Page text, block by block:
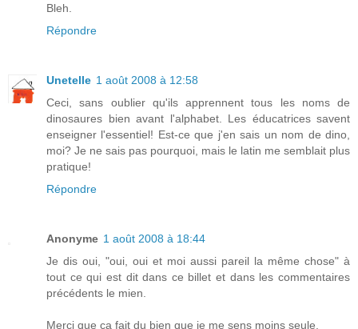
Bleh.
Répondre
Unetelle 1 août 2008 à 12:58
Ceci, sans oublier qu'ils apprennent tous les noms de
dinosaures bien avant l'alphabet. Les éducatrices savent
enseigner l'essentiel! Est-ce que j'en sais un nom de dino,
moi? Je ne sais pas pourquoi, mais le latin me semblait plus
pratique!
Répondre
Anonyme 1 août 2008 à 18:44
Je dis oui, "oui, oui et moi aussi pareil la même chose" à
tout ce qui est dit dans ce billet et dans les commentaires
précédents le mien.
Merci que ça fait du bien que je me sens moins seule.